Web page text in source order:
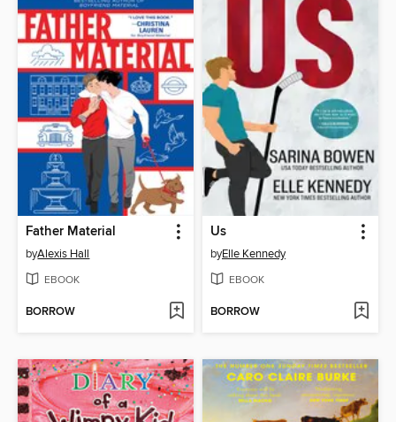
Father Material
byAlexis Hall
EBOOK
BORROW
Us
byElle Kennedy
EBOOK
BORROW